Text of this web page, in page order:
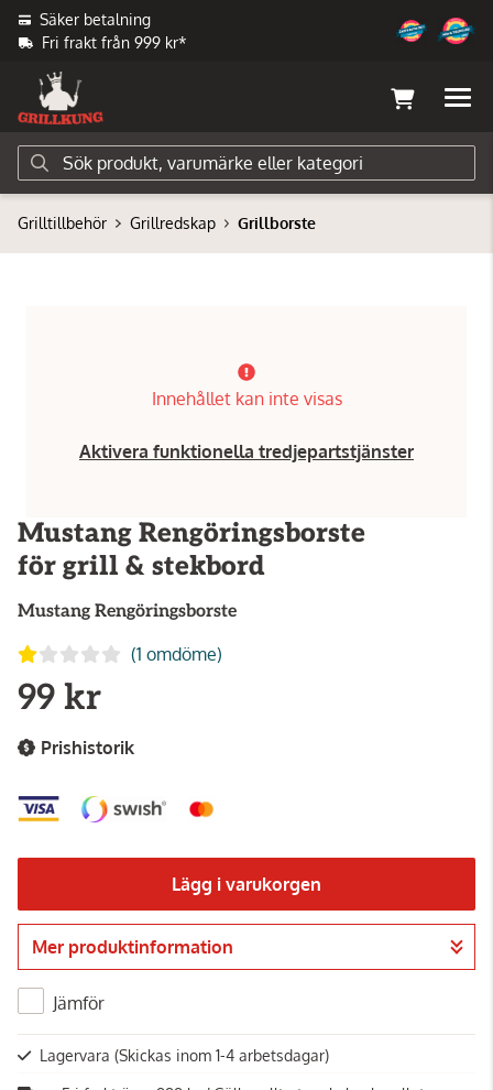
Säker betalning
Fri frakt från 999 kr*
Grilltillbehör Grillredskap Grillborste
Innehållet kan inte visas
Aktivera funktionella tredjepartstjänster
Mustang Rengöringsborste
för grill & stekbord
Mustang Rengöringsborste
(1 omdöme)
99 kr
Prishistorik
Lägg i varukorgen
Gå till kassan
Mer produktinformation
Jämför
Lagervara (Skickas inom 1-4 arbetsdagar)